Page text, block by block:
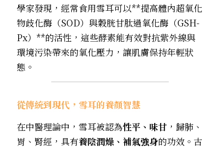
學家發現，經常食用雪耳可以**提高體內超氧化
物歧化酶（SOD）與穀胱甘肽過氧化酶（GSH-
Px）**的活性，這些酵素能有效對抗紫外線與
環境污染帶來的氧化壓力，讓肌膚保持年輕狀
態。
從傳統到現代，雪耳的養顏智慧
在中醫理論中，雪耳被認為性平、味甘 ，歸肺、
胃、腎經，具有養陰潤燥、補氣強身的功效。古